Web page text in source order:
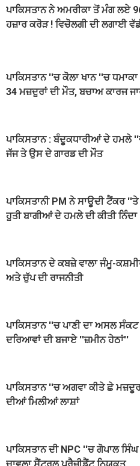
ਪਾਕਿਸਤਾਨ ਨੇ ਅਮਰੀਕਾ ਤੋਂ ਮੰਗ ਲਏ
ਹਜ਼ਾਰ ਕਰੋੜ ! ਵਿਚੋਲਗੀ ਦੀ ਲਗਾਈ
ਪਾਕਿਸਤਾਨ ''ਚ ਕੋਲਾ ਖਾਨ ''ਚ ਧਮਾਕਾ
34 ਮਜ਼ਦੂਰਾਂ ਦੀ ਮੌਤ, ਬਚਾਅ ਕਾਰਜ
ਪਾਕਿਸਤਾਨ : ਬੰਦੂਕਧਾਰੀਆਂ ਦੇ ਹਮਲੇ
ਜੱਜ ਤੇ ਉਸ ਦੇ ਗਾਰਡ ਦੀ ਮੌਤ
ਪਾਕਿਸਤਾਨੀ PM ਨੇ ਸਾਊਦੀ ਟੈਂਕਰ ''ਤੇ
ਹੂਤੀ ਬਾਗੀਆਂ ਦੇ ਹਮਲੇ ਦੀ ਕੀਤੀ ਨਿੰਦਾ
ਪਾਕਿਸਤਾਨ ਦੇ ਕਬਜ਼ੇ ਵਾਲਾ ਜੰਮੂ-
ਅਤੇ ਚੁੱਪ ਦੀ ਰਾਜਨੀਤੀ
ਪਾਕਿਸਤਾਨ ''ਚ ਪਾਣੀ ਦਾ ਅਸਲ ਸੰਕਟ
ਦਰਿਆਵਾਂ ਦੀ ਬਜਾਏ ''ਜ਼ਮੀਨ ਹੇਠਾਂ''
ਪਾਕਿਸਤਾਨ ''ਚ ਅਗਵਾ ਕੀਤੇ ਛੇ
ਦੀਆਂ ਮਿਲੀਆਂ ਲਾਸ਼ਾਂ
ਪਾਕਿਸਤਾਨ ਦੀ NPC ''ਚ ਗੋਪਾਲ ਸਿੰਘ